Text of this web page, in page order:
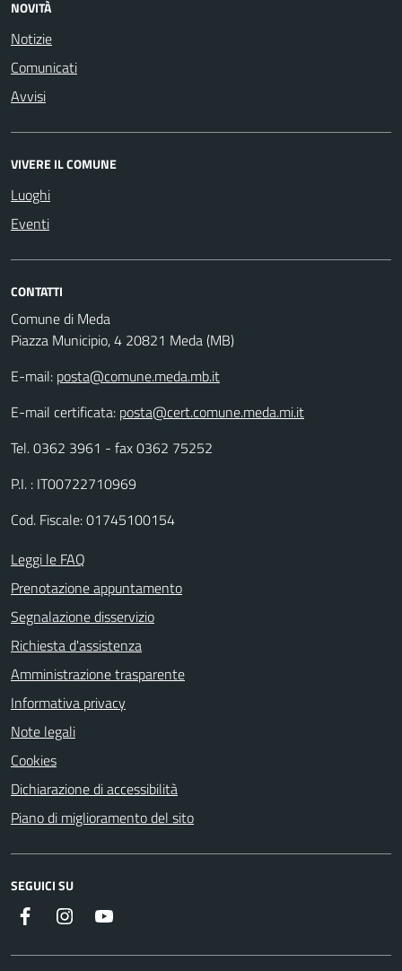
NOVITÀ
Notizie
Comunicati
Avvisi
VIVERE IL COMUNE
Luoghi
Eventi
CONTATTI
Comune di Meda
Piazza Municipio, 4 20821 Meda (MB)
E-mail: posta@comune.meda.mb.it
E-mail certificata: posta@cert.comune.meda.mi.it
Tel. 0362 3961 - fax 0362 75252
P.I. : IT00722710969
Cod. Fiscale: 01745100154
Leggi le FAQ
Prenotazione appuntamento
Segnalazione disservizio
Richiesta d'assistenza
Amministrazione trasparente
Informativa privacy
Note legali
Cookies
Dichiarazione di accessibilità
Piano di miglioramento del sito
SEGUICI SU
InstagramYouTube